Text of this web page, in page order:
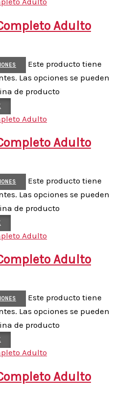
Adulto
Este producto tiene
Las opciones se pueden
de producto
Adulto
Este producto tiene
Las opciones se pueden
de producto
Adulto
Este producto tiene
Las opciones se pueden
de producto
Adulto